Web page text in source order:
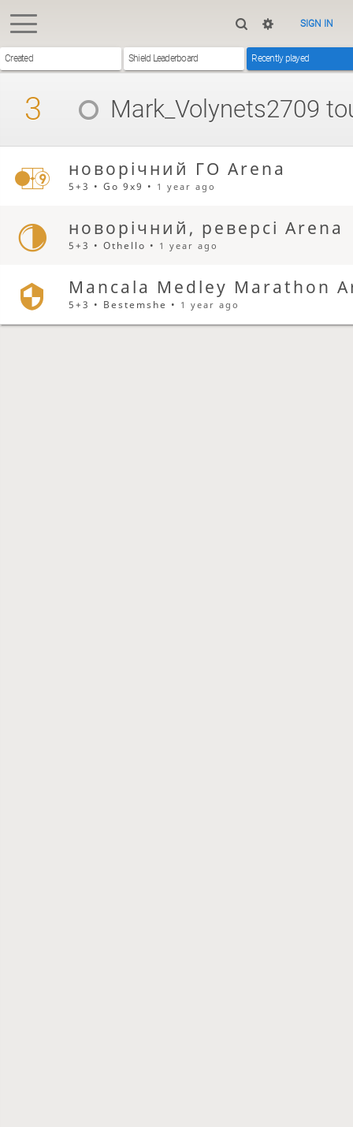
SIGN IN
Created Shield Leaderboard Recently played
3 Mark_Volynets2709
новорічний ГО Arena
5+3 • Go 9x9 • 1 year ago
новорічний, реверсі Arena
5+3 • Othello • 1 year ago
Mancala Medley Marathon
5+3 • Bestemshe • 1 year ago